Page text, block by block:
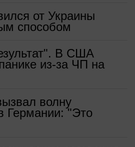
от Украины
способом
В США
из-за ЧП на
волну
Германии: "Это